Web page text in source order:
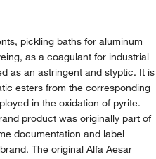
pickling baths for aluminum
as a coagulant for industrial
as an astringent and styptic. It is
esters from the corresponding
in the oxidation of pyrite.
product was originally part of
documentation and label
The original Alfa Aesar